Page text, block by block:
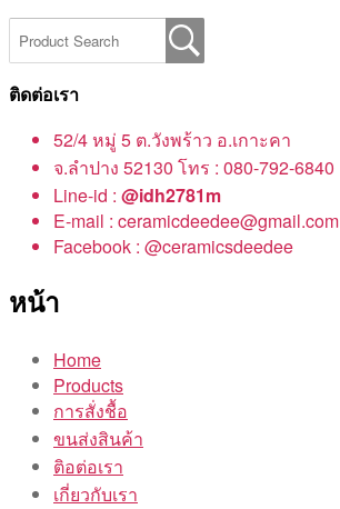
ติดต่อเรา
52/4 หมู่ 5 ต.วังพร้าว อ.เกาะคา
จ.ลำปาง 52130 โทร : 080-792-6840
Line-id : @idh2781m
E-mail : ceramicdeedee@gmail.com
Facebook : @ceramicsdeedee
หน้า
Home
Products
การสั่งชื้อ
ขนส่งสินค้า
ติอต่อเรา
เกี่ยวกับเรา